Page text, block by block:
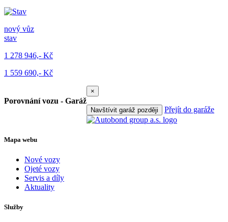
nový vůz
stav
1 278 946,- Kč
1 559 690,- Kč
Porovnání vozu - Garáž
×
Navštívit garáž později Přejít do garáže
Mapa webu
Nové vozy
Ojeté vozy
Servis a díly
Aktuality
Služby